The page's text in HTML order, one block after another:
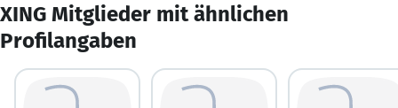
XING Mitglieder mit ähnlichen
Profilangaben